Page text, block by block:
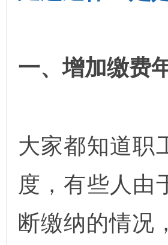
一、增加缴费
大家都知道职
度，有些人由
断缴纳的情况